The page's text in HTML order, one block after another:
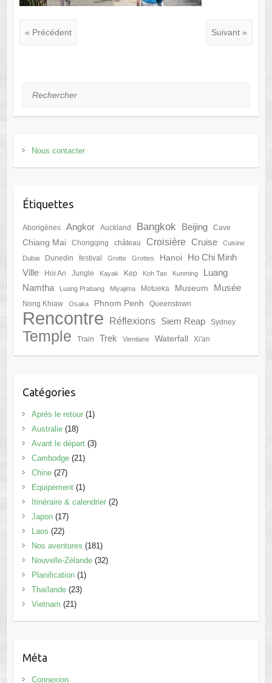
« Précédent Suivant »
Rechercher
Nous contacter
Étiquettes
Aborigènes Angkor Auckland Bangkok Beijing Cave
Chiang Mai Chongqing château Croisière Cruise Cuisine
Dubai Dunedin festival Grotte Grottes Hanoi
Ho Chi Minh
Ville
Hoi An Jungle Kayak Kep Koh Tao Kunming
Luang
Namtha
Luang Prabang Miyajima Motueka Museum Musée
Nong Khiaw Osaka Phnom Penh Queenstown
Rencontre Réflexions Siem Reap Sydney
Temple Train Trek Vientiane Waterfall Xi'an
Catégories
Après le retour(1)
Australie(18)
Avant le départ(3)
Cambodge(21)
Chine(27)
Equipement(1)
Itinéraire & calendrier(2)
Japon(17)
Laos (22)
Nos aventures (181)
Nouvelle-Zélande(32)
Planification(1)
Thaïlande(23)
Vietnam (21)
Méta
Connexion